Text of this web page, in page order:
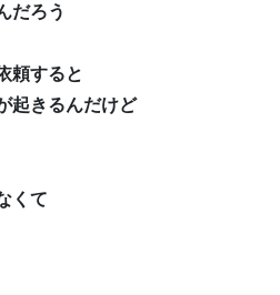
だろう
頼すると
起きるんだけど
くて